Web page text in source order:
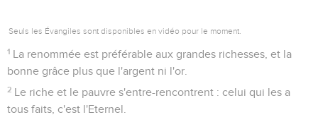
Seuls les Évangiles sont disponibles en vidéo pour le moment.
1 La renommée est préférable aux grandes richesses, et la
bonne grâce plus que l'argent ni l'or.
2 Le riche et le pauvre s'entre-rencontrent : celui qui les a
tous faits, c'est l'Eternel.